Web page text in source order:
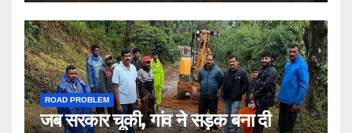
ROAD PROBLEM
जब सरकार चूकी, गांव ने सड़क बना दी